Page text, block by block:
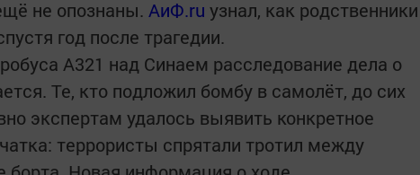
не опознаны. АиФ.ru узнал, как родственники
год после трагедии.
А321 над Синаем расследование дела о
Те, кто подложил бомбу в самолёт, до сих
экспертам удалось выявить конкретное
террористы спрятали тротил между